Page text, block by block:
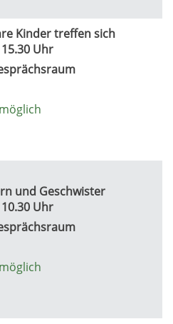
Kinder treffen sich
15.30 Uhr
und Geschwister
10.30 Uhr